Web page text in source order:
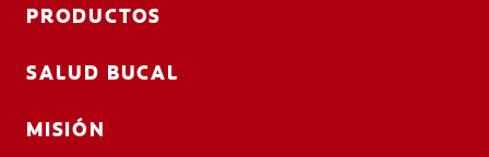
PRODUCTOS
SALUD BUCAL
MISIÓN